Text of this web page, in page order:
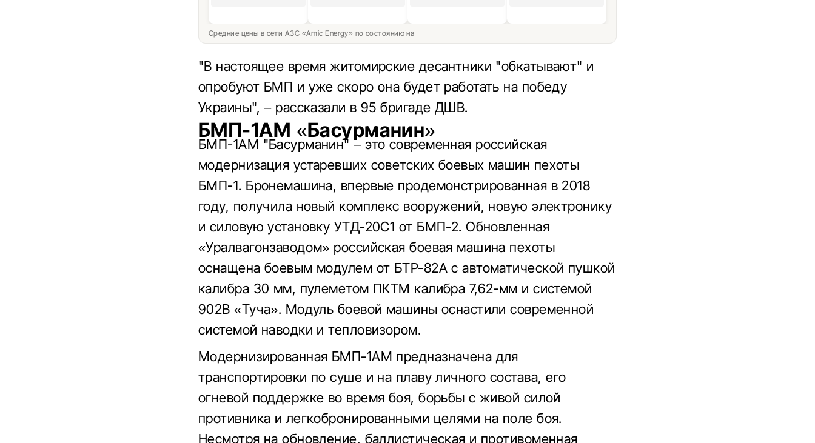
Средние цены в сети АЗС «Amic Energy» по состоянию на
"В настоящее время житомирские десантники "обкатывают" и
опробуют БМП и уже скоро она будет работать на победу
Украины", – рассказали в 95 бригаде ДШВ.
БМП-1АМ «Басурманин»
БМП-1АМ "Басурманин" – это современная российская
модернизация устаревших советских боевых машин пехоты
БМП-1. Бронемашина, впервые продемонстрированная в 2018
году, получила новый комплекс вооружений, новую электронику
и силовую установку УТД-20С1 от БМП-2. Обновленная
«Уралвагонзаводом» российская боевая машина пехоты
оснащена боевым модулем от БТР-82А с автоматической пушкой
калибра 30 мм, пулеметом ПКТМ калибра 7,62-мм и системой
902В «Туча». Модуль боевой машины оснастили современной
системой наводки и тепловизором.
Модернизированная БМП-1АМ предназначена для
транспортировки по суше и на плаву личного состава, его
огневой поддержке во время боя, борьбы с живой силой
противника и легкобронированными целями на поле боя.
Несмотря на обновление, баллистическая и противоменная